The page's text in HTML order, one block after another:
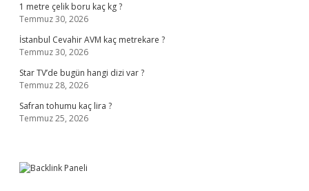
1 metre çelik boru kaç kg ?
Temmuz 30, 2026
İstanbul Cevahir AVM kaç metrekare ?
Temmuz 30, 2026
Star TV’de bugün hangi dizi var ?
Temmuz 28, 2026
Safran tohumu kaç lira ?
Temmuz 25, 2026